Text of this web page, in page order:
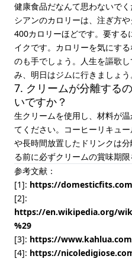
健康食品だなんて思わないで
シアンのカロリーは、注ぎ方
400カロリーほどです。要する
イクです。カロリーを気にす
のも手でしょう。人生を謳歌
み、明日はジムに行きましょう
7. クリームが分離する
いですか？
生クリームを使用し、材料が
てください。コーヒーリキュ
や長時間放置したドリンクは
る前に必ずクリームの賞味期限
参考文献：
[1]: https://
[2]:
https://en.wikipedia.org/
%29
[3]: https://
[4]: https://